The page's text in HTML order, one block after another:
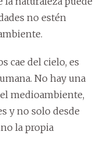
no estén
cae del cielo, es
No hay una
medioambiente,
y no solo desde
la propia